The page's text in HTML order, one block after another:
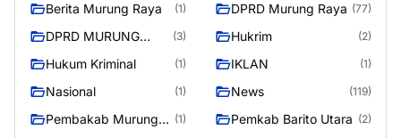
Berita Murung Raya (1) DPRD Murung Raya (77)
DPRD MURUNG
(3) Hukrim (2)
Hukum Kriminal (1) IKLAN (1)
Nasional (1) News (119)
Pembakab Murung
(1) Pemkab Barito Utara (2)